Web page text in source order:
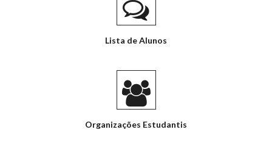
Lista de Alunos
Organizações Estudantis